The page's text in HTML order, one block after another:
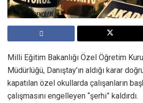
Milli Eğitim Bakanlığı Özel Öğretim
Müdürlüğü, Danıştay’ın aldığı karar
kapatılan özel okullarda çalışanların
çalışmasını engelleyen “şerhi” kaldırdı.